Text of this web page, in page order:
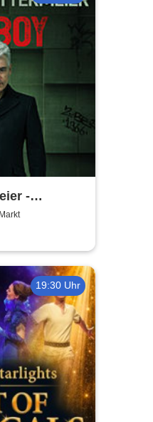
-
bald da?
19:30 Uhr